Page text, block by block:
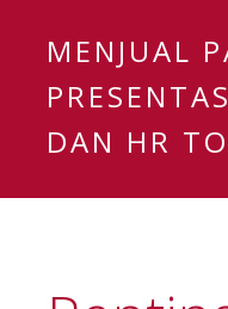
MENJUAL
DAN HR